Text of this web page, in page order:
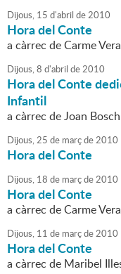
Dijous, 15 d'abril de2010
Hora del Conte
a càrrec de Carme Vera
Dijous,8 d'abril de2010
Hora del Conte
Infantil
a càrrec de Joan Bosch
Dijous,25 de marçde2010
Hora del Conte
Dijous, 18 de marçde2010
Hora del Conte
a càrrec de Carme Vera
Dijous, 11 de marçde2010
Hora del Conte
a càrrec de Maribel